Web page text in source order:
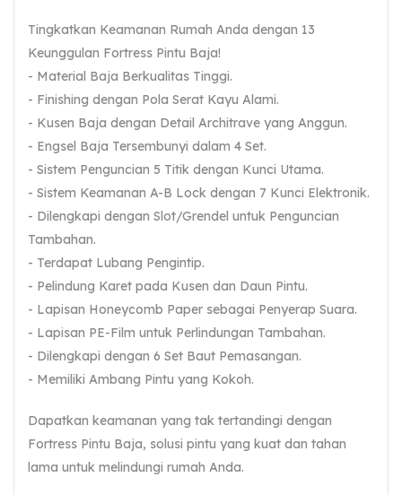
Tingkatkan Keamanan Rumah Anda dengan 13
Keunggulan Fortress Pintu Baja!
- Material Baja Berkualitas Tinggi.
- Finishing dengan Pola Serat Kayu Alami.
- Kusen Baja dengan Detail Architrave yang Anggun.
- Engsel Baja Tersembunyi dalam 4 Set.
- Sistem Penguncian 5 Titik dengan Kunci Utama.
- Sistem Keamanan A-B Lock dengan 7 Kunci Elektronik.
- Dilengkapi dengan Slot/Grendel untuk Penguncian
Tambahan.
- Terdapat Lubang Pengintip.
- Pelindung Karet pada Kusen dan Daun Pintu.
- Lapisan Honeycomb Paper sebagai Penyerap Suara.
- Lapisan PE-Film untuk Perlindungan Tambahan.
- Dilengkapi dengan 6 Set Baut Pemasangan.
- Memiliki Ambang Pintu yang Kokoh.
Dapatkan keamanan yang tak tertandingi dengan
Fortress Pintu Baja, solusi pintu yang kuat dan tahan
lama untuk melindungi rumah Anda.